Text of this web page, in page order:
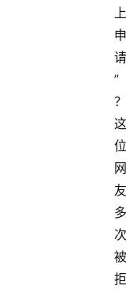
上
申
请
”
？
这
位
网
友
多
次
被
拒